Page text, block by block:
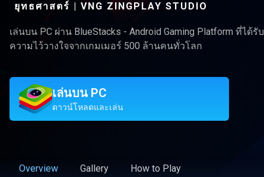
ยุทธศาสตร์ | VNG ZINGPLAY STUDIO
เล่นบน PC ผ่าน BlueStacks - Android Gaming Platform ที่ได้รับ
ความไว้วางใจจากเกมเมอร์ 500 ล้านคนทั่วโลก
เล่นบน PC
ดาวน์โหลดและเล่น
Overview Gallery How to Play